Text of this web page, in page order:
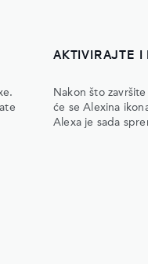
AKTIVIRAJTE I
Nakon što
će se Alexina
Alexa je sada